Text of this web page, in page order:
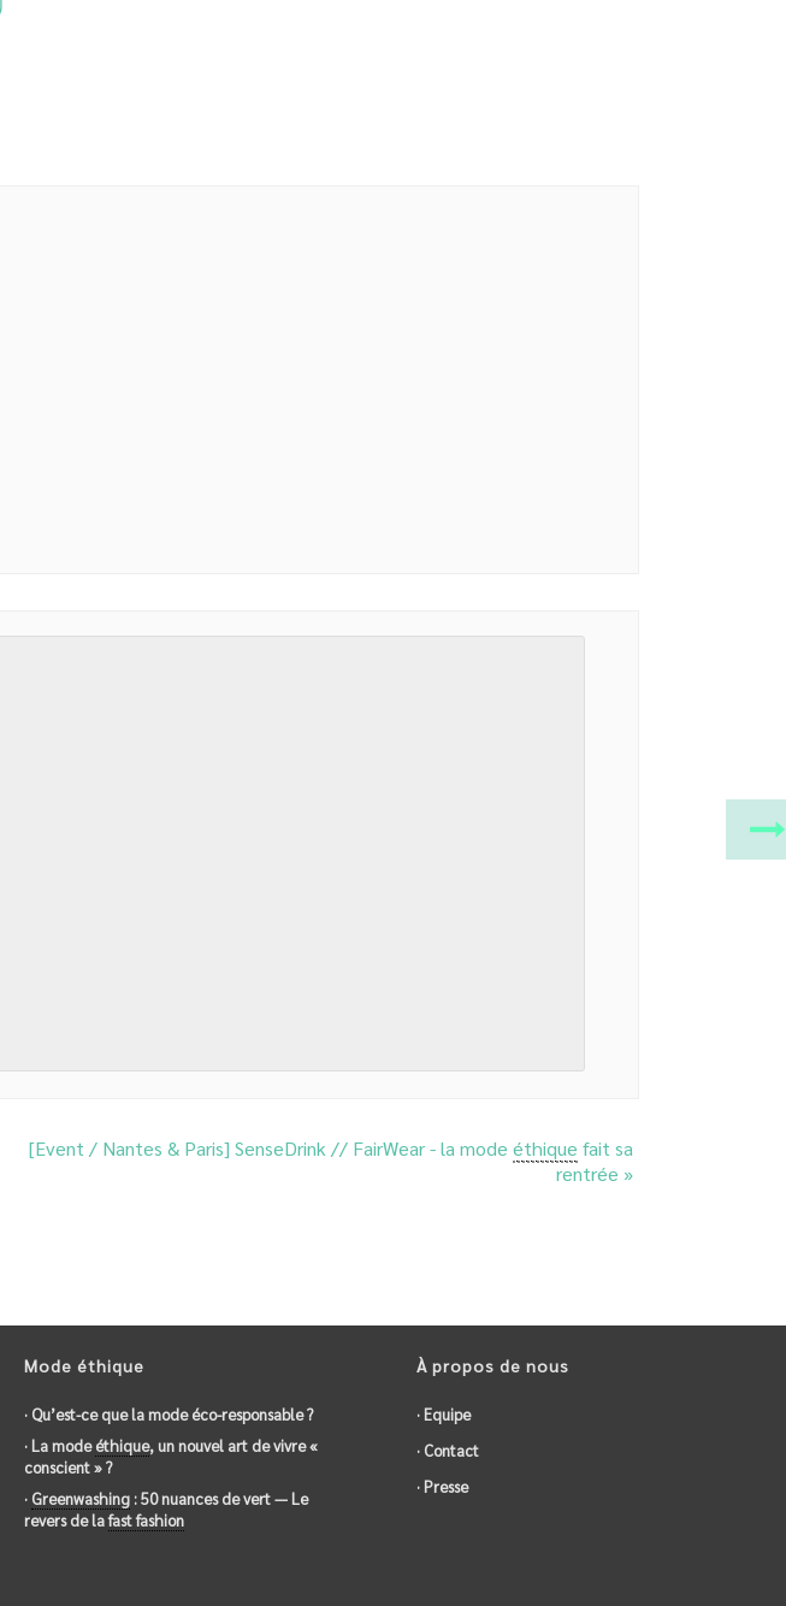
[Event / Nantes & Paris] SenseDrink // FairWear - la mode éthique fait sa
rentrée »
Mode éthique
· Qu’est-ce que la mode éco-responsable ?
· La modeéthique, un nouvel art de vivre «
conscient » ?
· Greenwashing : 50 nuances de vert — Le
revers de lafast fashion
À propos de nous
· Equipe
· Contact
· Presse